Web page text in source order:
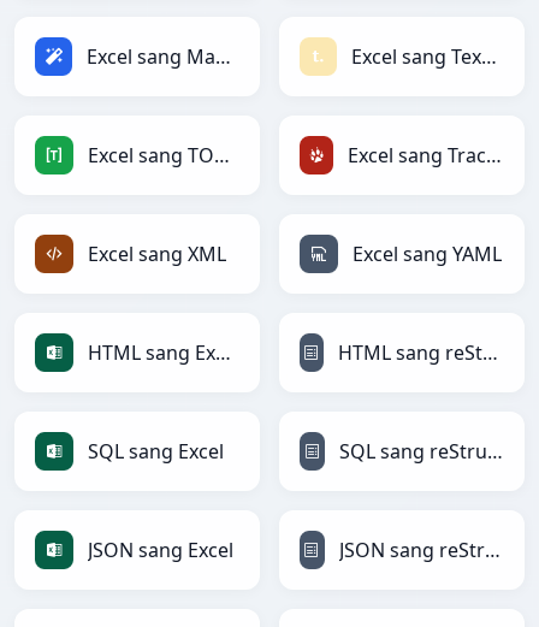
Excel sang Magic Excel sang Textile
Excel sang TOML Excel sang TracWiki
Excel sang XML Excel sang YAML
HTML sang Excel HTML sang reStructuredText
SQL sang Excel SQL sang reStructuredText
JSON sang Excel JSON sang reStructuredText